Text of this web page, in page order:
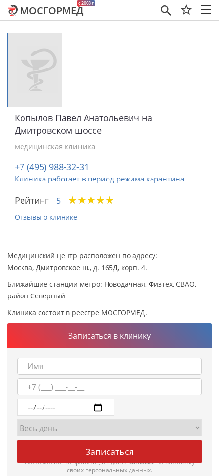
×
c 2008 г
МОСГОРМЕД
Копылов Павел Анатольевич на
Дмитровском шоссе
медицинская клиника
+7 (495) 988-32-31
Клиника работает в период режима карантина
Рейтинг 5 ★★★★★
★★★★★
Отзывы о клинике
Медицинский центр расположен по адресу:
Москва, Дмитровское ш., д. 165Д, корп. 4.
Ближайшие станции метро: Новодачная, Физтех, СВАО,
район Северный.
Клиника состоит в реестре МОСГОРМЕД.
Записаться в клинику
Нажимая на "Отправить", вы даетесогласиена обработку
своих персональных данных.